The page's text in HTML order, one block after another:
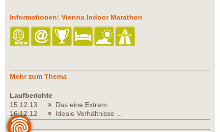
Informationen: Vienna Indoor Marathon
Mehr zum Thema
Laufberichte
15.12.13
Das eine Extrem
16.12.12
Ideale Verhältnisse ...